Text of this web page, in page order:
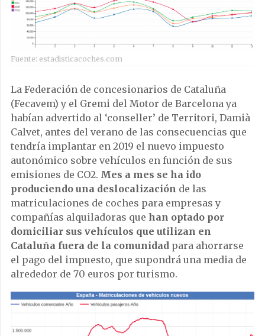
Fuente: estadisticacoches.com
La Federación de concesionarios de Cataluña
(Fecavem) y el Gremi del Motor de Barcelona ya
habían advertido al ‘conseller’ de Territori, Damià
Calvet, antes del verano de las consecuencias que
tendría implantar en 2019 el nuevo impuesto
autonómico sobre vehículos en función de sus
emisiones de CO2. Mes a mes se ha ido
produciendo una deslocalización de las
matriculaciones de coches para empresas y
compañías alquiladoras que han optado por
domiciliar sus vehículos que utilizan en
Cataluña fuera de la comunidad para ahorrarse
el pago del impuesto, que supondrá una media de
alrededor de 70 euros por turismo.